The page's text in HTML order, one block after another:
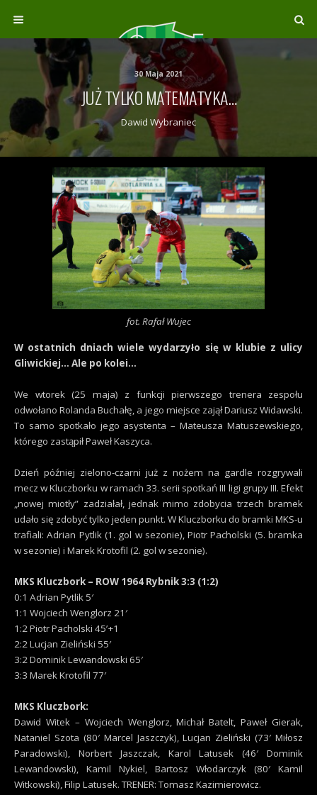
30 Maja 2021
JUŻ TYLKO MATEMATYKA…
Dawid Wybraniec
fot. Rafał Wujec
W ostatnich dniach wiele wydarzyło się w klubie z ulicy
Gliwickiej… Ale po kolei…
We wtorek (25 maja) z funkcji pierwszego trenera zespołu
odwołano Rolanda Buchałę, a jego miejsce zajął Dariusz Widawski.
To samo spotkało jego asystenta – Mateusza Matuszewskiego,
którego zastąpił Paweł Kaszyca.
Dzień później zielono-czarni już z nożem na gardle rozgrywali
mecz w Kluczborku w ramach 33. serii spotkań III ligi grupy III. Efekt
„nowej miotły” zadziałał, jednak mimo zdobycia trzech bramek
udało się zdobyć tylko jeden punkt. W Kluczborku do bramki MKS-u
trafiali: Adrian Pytlik (1. gol w sezonie), Piotr Pacholski (5. bramka
w sezonie) i Marek Krotofil (2. gol w sezonie).
MKS Kluczbork – ROW 1964 Rybnik 3:3 (1:2)
0:1 Adrian Pytlik 5′
1:1 Wojciech Wenglorz 21′
1:2 Piotr Pacholski 45’+1
2:2 Lucjan Zieliński 55′
3:2 Dominik Lewandowski 65′
3:3 Marek Krotofil 77′
MKS Kluczbork:
Dawid Witek – Wojciech Wenglorz, Michał Batelt, Paweł Gierak,
Nataniel Szota (80′ Marcel Jaszczyk), Lucjan Zieliński (73′ Miłosz
Paradowski), Norbert Jaszczak, Karol Latusek (46′ Dominik
Lewandowski), Kamil Nykiel, Bartosz Włodarczyk (80′ Kamil
Witkowski), Filip Latusek. TRENER: Tomasz Kazimierowicz.